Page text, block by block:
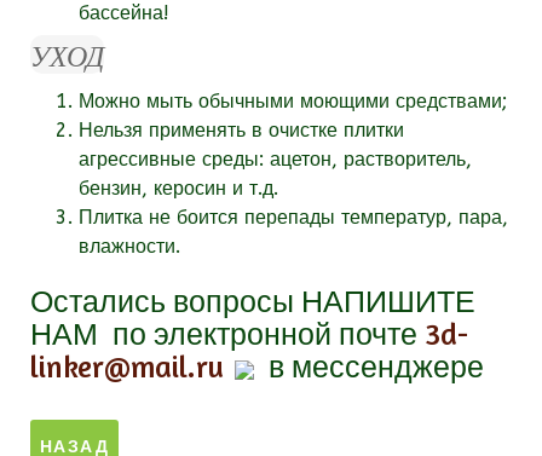
бассейна!
УХОД
Можно мыть обычными моющими средствами;
Нельзя применять в очистке плитки
агрессивные среды: ацетон, растворитель,
бензин, керосин и т.д.
Плитка не боится перепады температур, пара,
влажности.
Остались вопросы НАПИШИТЕ
НАМ по электронной почте 3d-
linker@mail.ru
в мессенджере